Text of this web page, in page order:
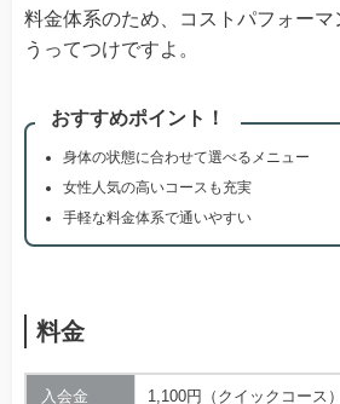
料金体系のため、コストパフォーマ
うってつけですよ。
おすすめポイント！
身体の状態に合わせて選べるメニュー
女性人気の高いコースも充実
手軽な料金体系で通いやすい
料金
入会金 1,100円（クイックコース）